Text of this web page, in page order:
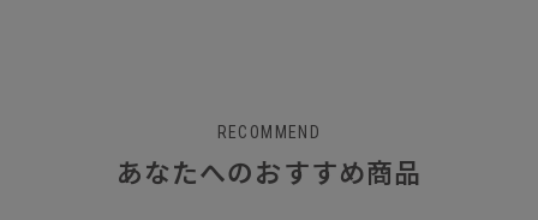
RECOMMEND
あなたへのおすすめ商品